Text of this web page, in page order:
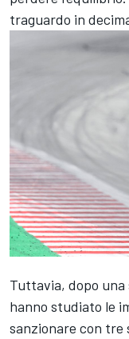
traguardo in
Tuttavia, dopo una
hanno studiato le
sanzionare con tre